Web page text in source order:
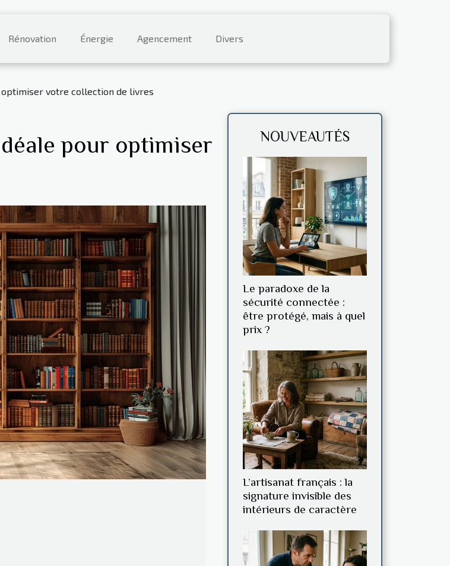
Rénovation Énergie Agencement Divers
votre collection de livres
pour optimiser
NOUVEAUTÉS
Le paradoxe de la
sécurité connectée :
être protégé, mais à quel
prix ?
L’artisanat français : la
signature invisible des
intérieurs de caractère